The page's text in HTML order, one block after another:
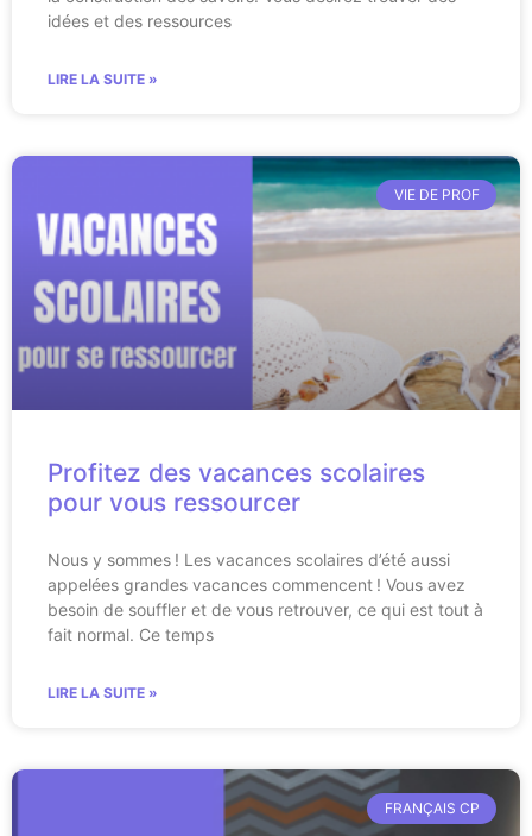
idées et des ressources
LIRE LA SUITE »
VIE DE PROF
Profitez des vacances scolaires
pour vous ressourcer
Nous y sommes ! Les vacances scolaires d’été aussi
appelées grandes vacances commencent ! Vous avez
besoin de souffler et de vous retrouver, ce qui est tout à
fait normal. Ce temps
LIRE LA SUITE »
FRANÇAIS CP